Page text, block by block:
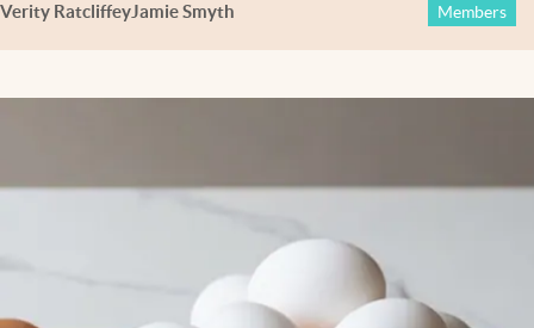
Verity RatcliffeyJamie Smyth Members